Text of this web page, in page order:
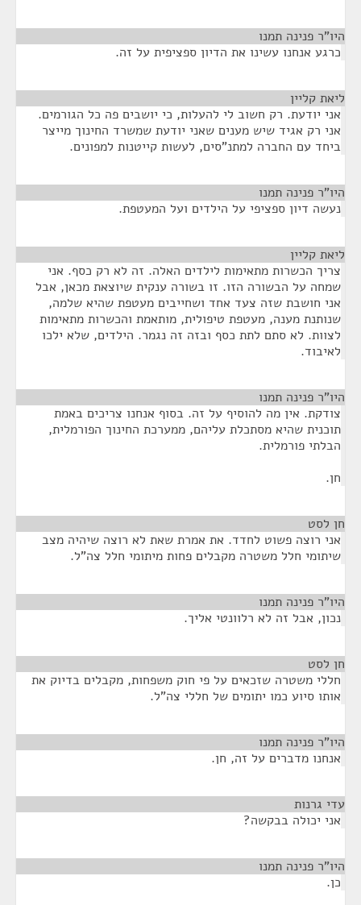
היו"ר פנינה תמנו
כרגע אנחנו עשינו את הדיון ספציפית על זה.
ליאת קליין
אני יודעת. רק חשוב לי להעלות, כי יושבים פה כל הגורמים.
אני רק אגיד שיש מענים שאני יודעת שמשרד החינוך מייצר
ביחד עם החברה למתנ"סים, לעשות קייטנות למפונים.
היו"ר פנינה תמנו
נעשה דיון ספציפי על הילדים ועל המעטפת.
ליאת קליין
צריך הכשרות מתאימות לילדים האלה. זה לא רק כסף. אני
שמחה על הבשורה הזו. זו בשורה ענקית שיוצאת מכאן, אבל
אני חושבת שזה צעד אחד ושחייבים מעטפת שהיא שלמה,
שנותנת מענה, מעטפת טיפולית, מותאמת והכשרות מתאימות
לצוות. לא סתם לתת כסף ובזה זה נגמר. הילדים, שלא ילכו
לאיבוד.
היו"ר פנינה תמנו
צודקת. אין מה להוסיף על זה. בסוף אנחנו צריכים באמת
תוכנית שהיא מסתכלת עליהם, ממערכת החינוך הפורמלית,
הבלתי פורמלית.
חן.
חן לסט
אני רוצה פשוט לחדד. את אמרת שאת לא רוצה שיהיה מצב
שיתומי חלל משטרה מקבלים פחות מיתומי חלל צה"ל.
היו"ר פנינה תמנו
נכון, אבל זה לא רלוונטי אליך.
חן לסט
חללי משטרה שזכאים על פי חוק משפחות, מקבלים בדיוק את
אותו סיוע כמו יתומים של חללי צה"ל.
היו"ר פנינה תמנו
אנחנו מדברים על זה, חן.
עדי גרנות
אני יכולה בבקשה?
היו"ר פנינה תמנו
כן.